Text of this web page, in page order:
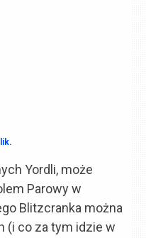
.
Yordli, może
Parowy w
Blitzcranka można
(i co za tym idzie w